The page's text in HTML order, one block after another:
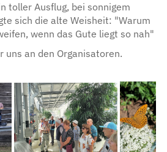
toller Ausflug, bei sonnigem
sich die alte Weisheit: "Warum
wenn das Gute liegt so nah"
uns an den Organisatoren.